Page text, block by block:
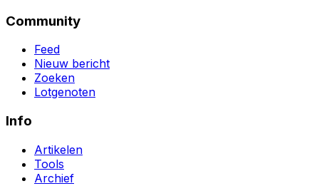
Community
Feed
Nieuw bericht
Zoeken
Lotgenoten
Info
Artikelen
Tools
Archief